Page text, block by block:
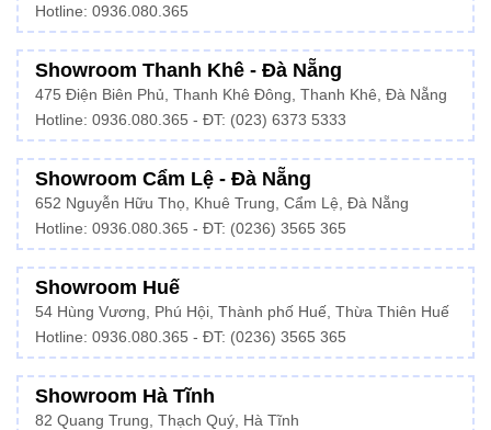
Hotline: 0936.080.365
Showroom Thanh Khê - Đà Nẵng
475 Điện Biên Phủ, Thanh Khê Đông, Thanh Khê, Đà Nẵng
Hotline: 0936.080.365 - ĐT: (023) 6373 5333
Showroom Cẩm Lệ - Đà Nẵng
652 Nguyễn Hữu Thọ, Khuê Trung, Cẩm Lệ, Đà Nẵng
Hotline: 0936.080.365 - ĐT: (0236) 3565 365
Showroom Huế
54 Hùng Vương, Phú Hội, Thành phố Huế, Thừa Thiên Huế
Hotline: 0936.080.365 - ĐT: (0236) 3565 365
Showroom Hà Tĩnh
82 Quang Trung, Thạch Quý, Hà Tĩnh